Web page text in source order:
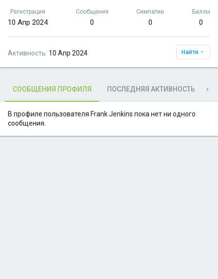
Регистрация
10 Апр 2024
Сообщения
0
Симпатии
0
Баллы
0
Активность 10 Апр 2024 Найти
СООБЩЕНИЯ ПРОФИЛЯ ПОСЛЕДНЯЯ АКТИВНОСТЬ
В профиле пользователя Frank Jenkins пока нет ни одного
сообщения.